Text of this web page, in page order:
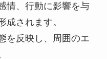
情、行動に影響を与
成されます。
を反映し、周囲のエ